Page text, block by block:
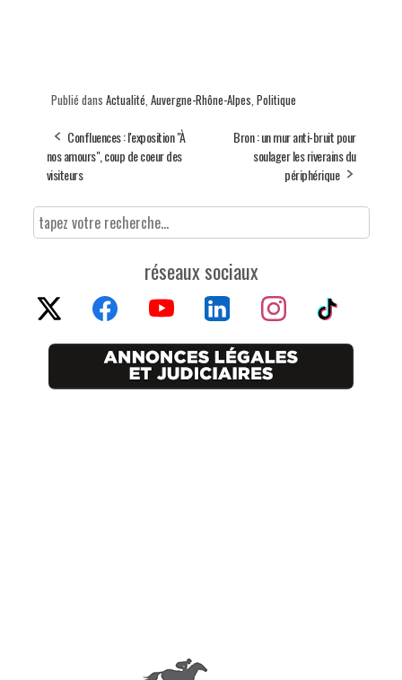
Publié dans Actualité Auvergne-Rhône-Alpes Politique
Confluences : l'exposition "À
nos amours", coup de coeur des
visiteurs
Bron : un mur anti-bruit pour
soulager les riverains du
périphérique
réseaux sociaux